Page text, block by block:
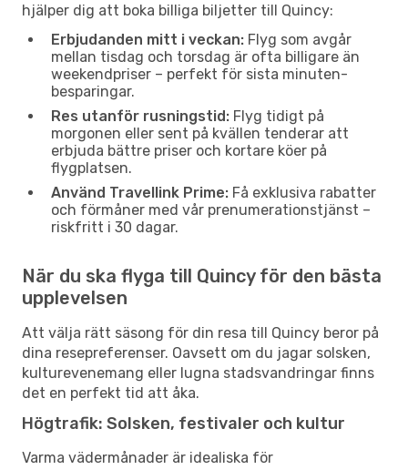
hjälper dig att boka billiga biljetter till Quincy:
Erbjudanden mitt i veckan: Flyg som avgår
mellan tisdag och torsdag är ofta billigare än
weekendpriser – perfekt för sista minuten-
besparingar.
Res utanför rusningstid: Flyg tidigt på
morgonen eller sent på kvällen tenderar att
erbjuda bättre priser och kortare köer på
flygplatsen.
Använd Travellink Prime: Få exklusiva rabatter
och förmåner med vår prenumerationstjänst –
riskfritt i 30 dagar.
När du ska flyga till Quincy för den bästa
upplevelsen
Att välja rätt säsong för din resa till Quincy beror på
dina resepreferenser. Oavsett om du jagar solsken,
kulturevenemang eller lugna stadsvandringar finns
det en perfekt tid att åka.
Högtrafik: Solsken, festivaler och kultur
Varma vädermånader är idealiska för